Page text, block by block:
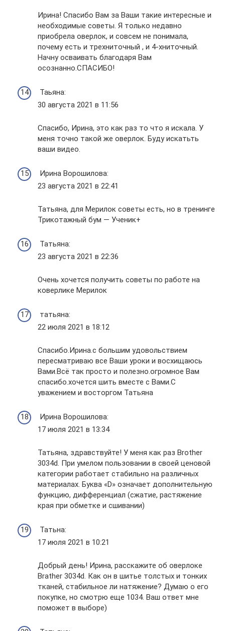
Ирина! Спасибо Вам за Ваши такие интересные и
необходимые советы. Я только недавно
приобрела оверлок, и совсем не понимала,
почему есть и трехниточный , и 4-хниточный.
Начну осваивать благодаря Вам
осознанно.СПАСИБО!
Таьяна:
30 августа 2021 в 11:56
Спасибо, Ирина, это как раз то что я искала. У
меня точно такой же оверлок. Буду искатьть
ваши видео.
Ирина Ворошилова:
23 августа 2021 в 22:41
Татьяна, для Мерилок советы есть, но в тренинге
Трикотажный бум — Ученик+
Татьяна:
23 августа 2021 в 22:36
Очень хочется получить советы по работе на
коверлике Мерилок
татьяна:
22 июля 2021 в 18:12
Спасибо.Ирина.с большим удовольствием
пересматриваю все Ваши уроки и восхищаюсь
Вами.Всё так просто и полезно.огромное Вам
спасибо.хочется шить вместе с Вами.С
уважением и восторгом Татьяна
Ирина Ворошилова:
17 июля 2021 в 13:34
Татьяна, здравствуйте! У меня как раз Brоther
3034d. При умелом пользовании в своей ценовой
категории работает стабильно на различных
материалах. Буква «D» означает дополнительную
функцию, дифференциал (сжатие, растяжение
края при обметке и сшивании)
Татьна:
17 июля 2021 в 10:21
Добрый день! Ирина, расскажите об оверлоке
Brather 3034d. Как он в шитье толстых и тонких
тканей, стабильное ли натяжение? Думаю о его
покупке, но смотрю еще 1034. Ваш ответ мне
поможет в выборе)